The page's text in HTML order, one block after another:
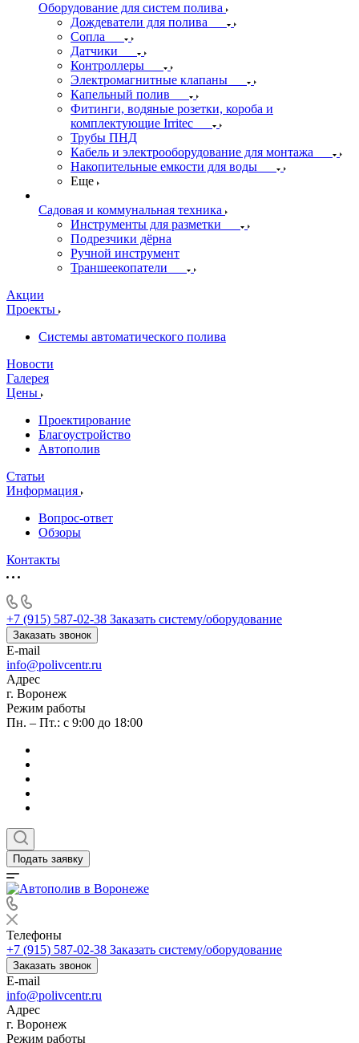
Оборудование для систем полива
Дождеватели для полива
Сопла
Датчики
Контроллеры
Электромагнитные клапаны
Капельный полив
Фитинги, водяные розетки, короба и
комплектующие Irritec
Трубы ПНД
Кабель и электрооборудование для монтажа
Накопительные емкости для воды
Еще
Садовая и коммунальная техника
Инструменты для разметки
Подрезчики дёрна
Ручной инструмент
Траншеекопатели
Акции
Проекты
Системы автоматического полива
Новости
Галерея
Цены
Проектирование
Благоустройство
Автополив
Статьи
Информация
Вопрос-ответ
Обзоры
Контакты
+7 (915) 587-02-38 Заказать систему/оборудование
Заказать звонок
E-mail
info@polivcentr.ru
Адрес
г. Воронеж
Режим работы
Пн. – Пт.: с 9:00 до 18:00
Подать заявку
Телефоны
+7 (915) 587-02-38 Заказать систему/оборудование
Заказать звонок
E-mail
info@polivcentr.ru
Адрес
г. Воронеж
Режим работы